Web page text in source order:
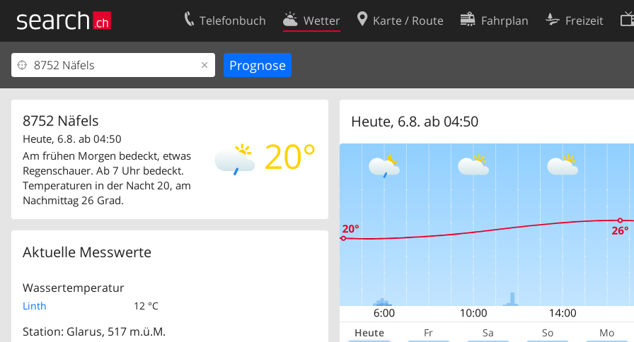
Telefonbuch Wetter Karte / Route Fahrplan Freizeit
8752 Näfels
20°
Heute, 6.8. ab 04:50
Am frühen Morgen bedeckt, etwas
Regenschauer. Ab 7 Uhr bedeckt.
Temperaturen in der Nacht 20, am
Nachmittag 26 Grad.
Aktuelle Messwerte
Wassertemperatur
Linth 12 °C
Station: Glarus, 517 m.ü.M.
Heute, 6.8. ab 04:50
Heute Fr Sa So Mo
Ihr Eintrag
Kundencenter Geschäftskunden
Kontakt
Nutzungsbedingungen
Cookie-Einstellungen